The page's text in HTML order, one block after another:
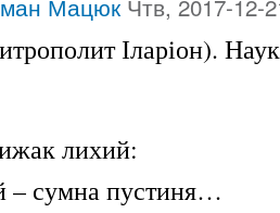
Іларіон).
лихий:
– сумна пустиня…